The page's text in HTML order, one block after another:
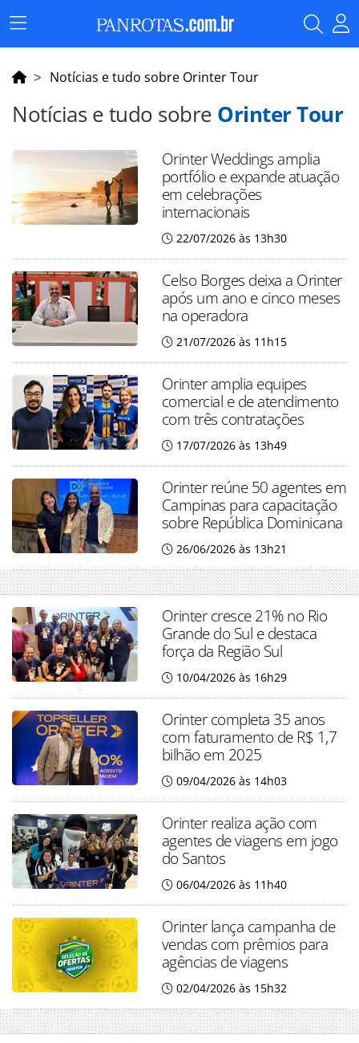
Menu
Principal
Notícias e tudo sobre Orinter Tour
Notícias e tudo sobre Orinter Tour
Orinter Weddings amplia
portfólio e expande atuação
em celebrações
internacionais
22/07/2026 às 13h30
Celso Borges deixa a Orinter
após um ano e cinco meses
na operadora
21/07/2026 às 11h15
Orinter amplia equipes
comercial e de atendimento
com três contratações
17/07/2026 às 13h49
Orinter reúne 50 agentes em
Campinas para capacitação
sobre República Dominicana
26/06/2026 às 13h21
Orinter cresce 21% no Rio
Grande do Sul e destaca
força da Região Sul
10/04/2026 às 16h29
Orinter completa 35 anos
com faturamento de R$ 1,7
bilhão em 2025
09/04/2026 às 14h03
Orinter realiza ação com
agentes de viagens em jogo
do Santos
06/04/2026 às 11h40
Orinter lança campanha de
vendas com prêmios para
agências de viagens
02/04/2026 às 15h32